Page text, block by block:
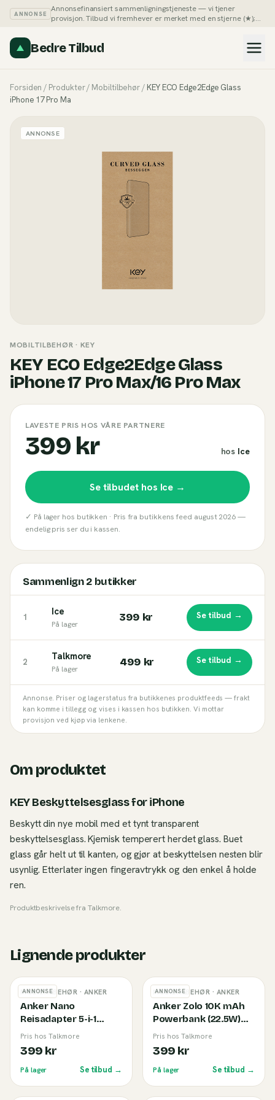
ANNONSE
Annonsefinansiert sammenligningstjeneste — vi tjener
provisjon. Tilbud vi fremhever er merket med en stjerne (★);
Bedre Tilbud
Forsiden / Produkter/ Mobiltilbehør/ KEY ECO Edge2Edge Glass
iPhone 17 Pro Ma
ANNONSE
MOBILTILBEHØR · KEY
KEY ECO Edge2Edge Glass
iPhone 17 Pro Max/16 Pro Max
LAVESTE PRIS HOS VÅRE PARTNERE
399 kr hos Ice
Se tilbudet hos Ice →
✓ På lager hos butikken · Pris fra butikkens feed august 2026—
endelig pris ser du i kassen.
Sammenlign2butikker
1 Ice
På lager
399 kr Se tilbud →
2 Talkmore
På lager
499 kr Se tilbud →
Annonse. Priser og lagerstatus fra butikkenes produktfeeds — frakt
kan komme i tillegg og vises i kassen hos butikken. Vi mottar
provisjon ved kjøp via lenkene.
Om produktet
KEY Beskyttelsesglass for iPhone
Beskytt din nye mobil med et tynt transparent
beskyttelsesglass. Kjemisk temperert herdet glass. Buet
glass går helt ut til kanten, og gjør at beskyttelsen nesten blir
usynlig. Etterlater ingen fingeravtrykk og den enkel å holde
ren.
Produktbeskrivelse fraTalkmore.
Lignende produkter
ANNONSE
MOBILTILBEHØR · ANKER
Anker Nano
Reisadapter 5-i-1
(20W) White
Pris hos Talkmore
399 kr
På lager Se tilbud →
ANNONSE
MOBILTILBEHØR · ANKER
Anker Zolo 10K mAh
Powerbank (22.5W)
Black
Pris hos Talkmore
399 kr
På lager Se tilbud →